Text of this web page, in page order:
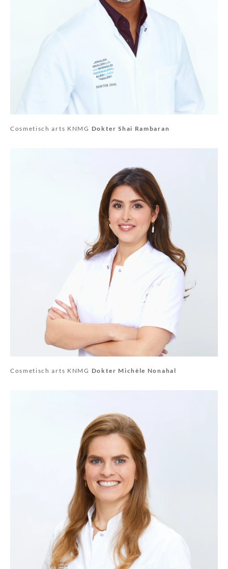
Cosmetisch arts KNMG Dokter Shai Rambaran
Cosmetisch arts KNMG Dokter Michèle Nonahal